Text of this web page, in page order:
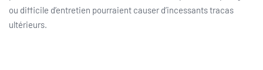
ou difficile d’entretien pourraient causer d’incessants tracas
ultérieurs.